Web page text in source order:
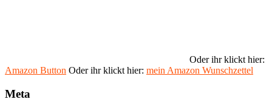
Oder ihr klickt hier:
Amazon Button Oder ihr klickt hier: mein Amazon Wunschzettel
Meta